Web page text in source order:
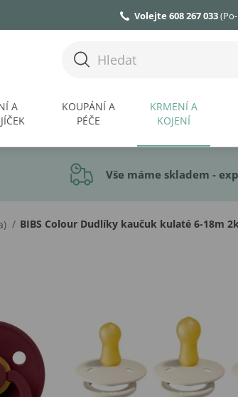
Volejte 608 267 033
A
KOUPÁNÍ A
PÉČE
KRMENÍ A
KOJENÍ
Vše máme skladem -
/ BIBS Colour Dudlíky kaučuk kulaté 6-18m